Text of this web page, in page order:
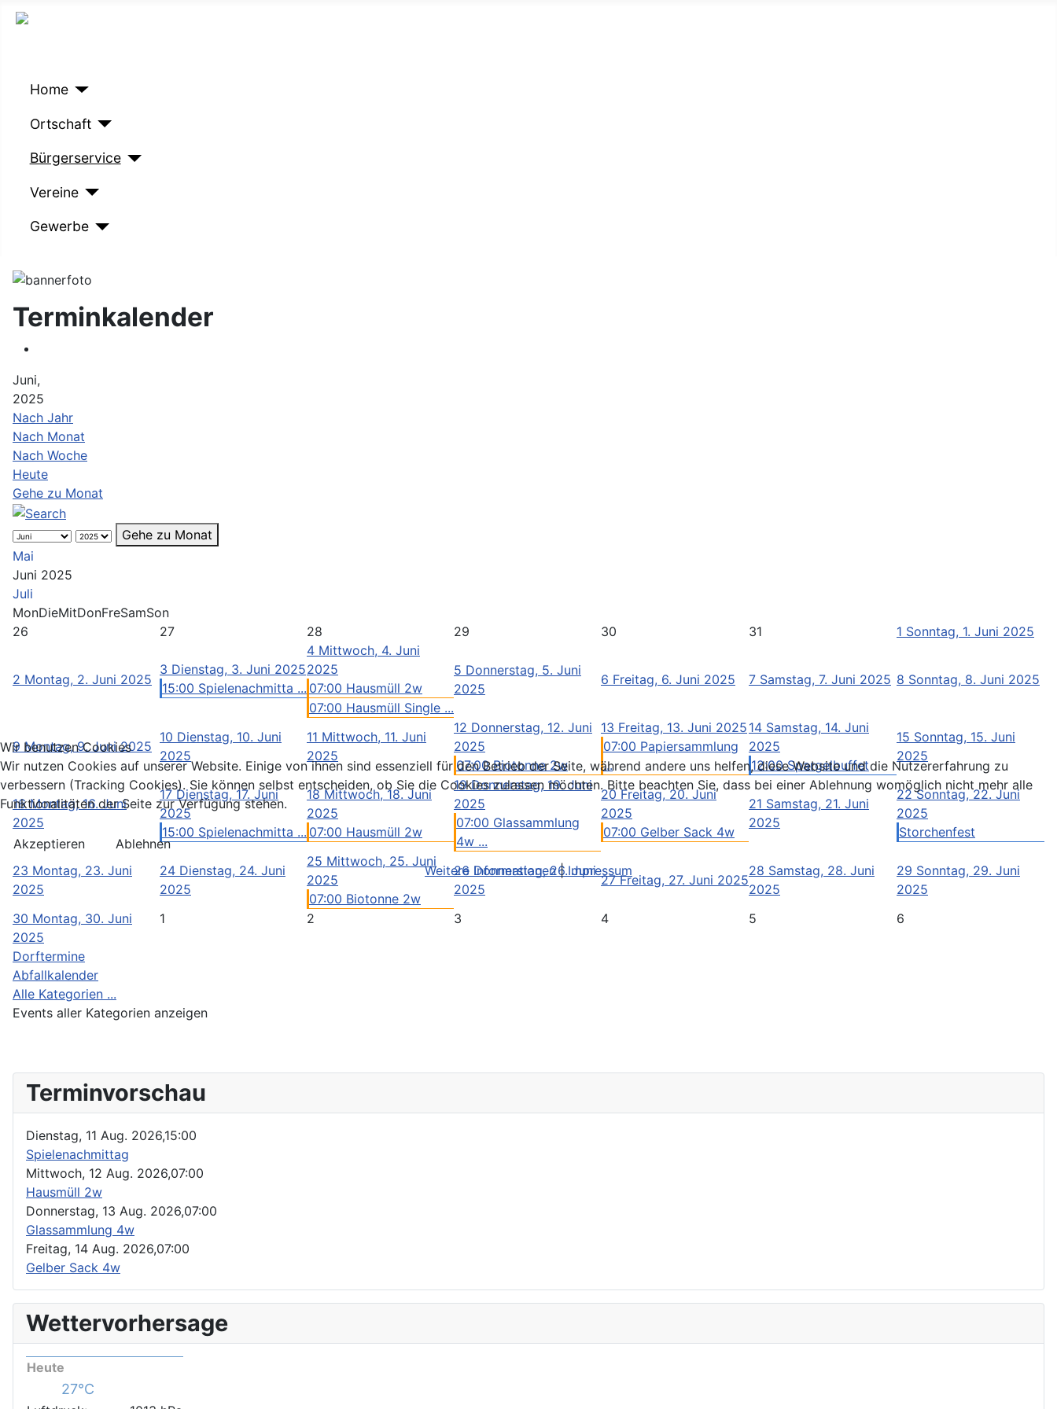
Home
Ortschaft
Bürgerservice
Vereine
Gewerbe
Terminkalender
Juni,
2025
Nach Jahr
Nach Monat
Nach Woche
Heute
Gehe zu Monat
Gehe zu Monat
Mai
Juni 2025
Juli
MonDieMitDonFreSamSon
26
27 28 29 30 31 1 Sonntag, 1. Juni 2025
2 Montag, 2. Juni 2025
3 Dienstag, 3. Juni 2025
15:00 Spielenachmitta ...
4 Mittwoch, 4. Juni
2025
07:00 Hausmüll 2w
07:00 Hausmüll Single ...
5 Donnerstag, 5. Juni
2025
6 Freitag, 6. Juni 2025 7 Samstag, 7. Juni 2025 8 Sonntag, 8. Juni 2025
9 Montag, 9. Juni 2025
10 Dienstag, 10. Juni
2025
11 Mittwoch, 11. Juni
2025
12 Donnerstag, 12. Juni
2025
07:00 Biotonne 2w
13 Freitag, 13. Juni 2025
07:00 Papiersammlung
...
14 Samstag, 14. Juni
2025
12:00 Spargelbuffet
15 Sonntag, 15. Juni
2025
16 Montag, 16. Juni
2025
17 Dienstag, 17. Juni
2025
15:00 Spielenachmitta ...
18 Mittwoch, 18. Juni
2025
07:00 Hausmüll 2w
19 Donnerstag, 19. Juni
2025
07:00 Glassammlung
4w ...
20 Freitag, 20. Juni
2025
07:00 Gelber Sack 4w
21 Samstag, 21. Juni
2025
22 Sonntag, 22. Juni
2025
Storchenfest
23 Montag, 23. Juni
2025
24 Dienstag, 24. Juni
2025
25 Mittwoch, 25. Juni
2025
07:00 Biotonne 2w
26 Donnerstag, 26. Juni
2025
27 Freitag, 27. Juni 2025
28 Samstag, 28. Juni
2025
29 Sonntag, 29. Juni
2025
30 Montag, 30. Juni
2025
1 2 3 4 5 6
Dorftermine
Abfallkalender
Alle Kategorien ...
Events aller Kategorien anzeigen
Terminvorschau
Dienstag, 11 Aug. 2026,15:00
Spielenachmittag
Mittwoch, 12 Aug. 2026,07:00
Hausmüll 2w
Donnerstag, 13 Aug. 2026,07:00
Glassammlung 4w
Freitag, 14 Aug. 2026,07:00
Gelber Sack 4w
Wettervorhersage
Heute
27°C
Wir benutzen Cookies
Wir nutzen Cookies auf unserer Website. Einige von ihnen sind essenziell für den Betrieb der Seite, während andere uns helfen, diese Website und die Nutzererfahrung zu
verbessern (Tracking Cookies). Sie können selbst entscheiden, ob Sie die Cookies zulassen möchten. Bitte beachten Sie, dass bei einer Ablehnung womöglich nicht mehr alle
Funktionalitäten der Seite zur Verfügung stehen.
Akzeptieren
Ablehnen
Weitere Informationen|Impressum